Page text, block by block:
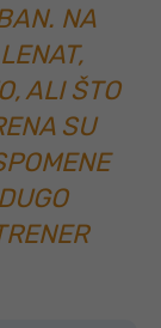
NA
ALI ŠTO
SU